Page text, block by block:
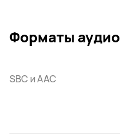
Форматы аудио
SBC и AAC